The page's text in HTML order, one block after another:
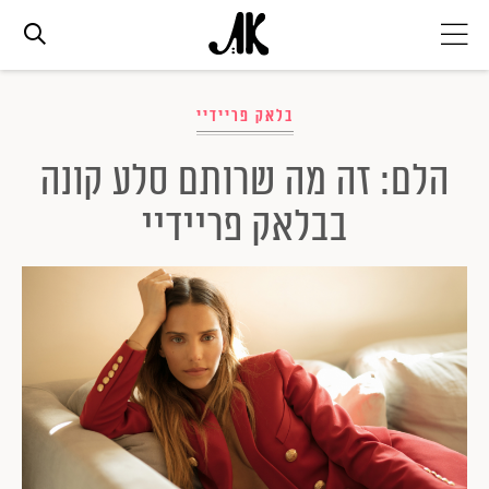
אג׳נדה
אופנה
ביוטי
סלבס
ערוצים נוספים
המגזין
בלאק פריידיי
הלם: זה מה שרותם סלע קונה
בבלאק פריידיי